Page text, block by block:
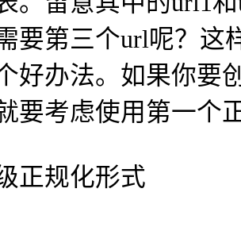
要第三个url呢？这
好办法。如果你要
要考虑使用第一个
规化形式